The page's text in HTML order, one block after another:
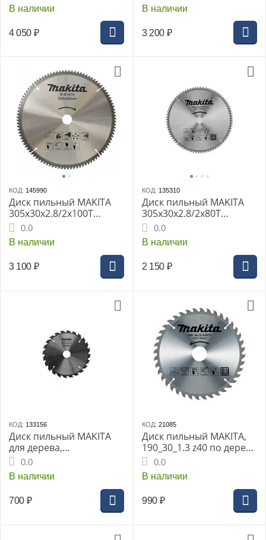
В наличии
4 050 ₽
В наличии
3 200 ₽
КОД: 145990
Диск пильный MAKITA
305x30x2.8/2x100T
универсальный для
алюминия/дерева/
пластика
0.0
В наличии
3 100 ₽
КОД: 135310
Диск пильный MAKITA
305x30x2.8/2x80T
универсальный для
алюминия/дерева/
пластика
0.0
В наличии
2 150 ₽
КОД: 133156
Диск пильный MAKITA
для дерева,
185x30/20x2.2/1.4x24T
0.0
В наличии
700 ₽
КОД: 21085
Диск пильный MAKITA,
190_30_1.3 z40 по дереву
(D-64973)
0.0
В наличии
990 ₽